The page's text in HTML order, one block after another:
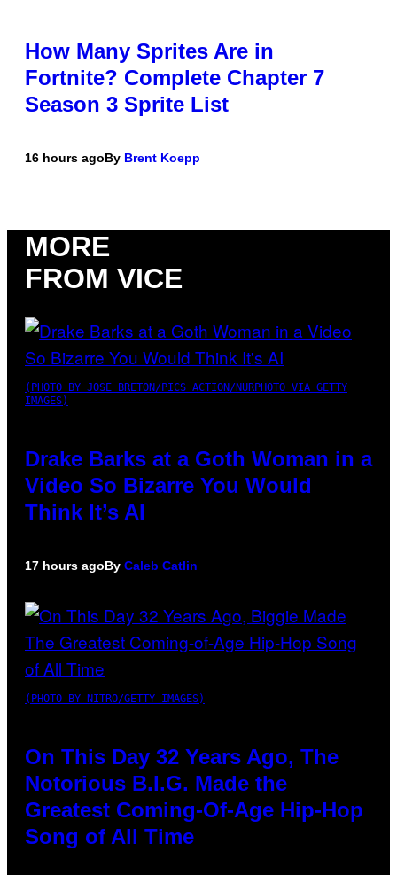
How Many Sprites Are in
Fortnite? Complete Chapter 7
Season 3 Sprite List
16 hours agoBy Brent Koepp
MORE
FROM VICE
(PHOTO BY JOSE BRETON/PICS ACTION/NURPHOTO VIA GETTY
IMAGES)
Drake Barks at a Goth Woman in a
Video So Bizarre You Would
Think It’s AI
17 hours agoBy Caleb Catlin
(PHOTO BY NITRO/GETTY IMAGES)
On This Day 32 Years Ago, The
Notorious B.I.G. Made the
Greatest Coming-Of-Age Hip-Hop
Song of All Time